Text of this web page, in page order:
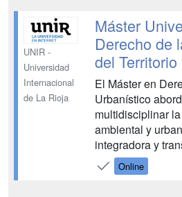
ser un abogado
realidad virtual...
UNIR -
Universidad
Internacional
de La Rioja
Máster
Derecho de
del
El Máster en
Urbanístico
multidisciplinar
ambiental y
integradora y
una perspectiva
base a una
Online